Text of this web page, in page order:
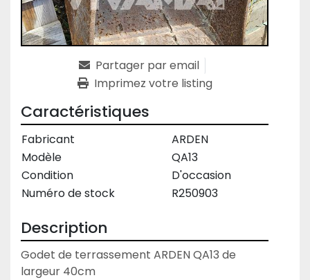
Partager par email
Imprimez votre listing
Caractéristiques
Fabricant
ARDEN
Modèle
QA13
Condition
D'occasion
Numéro de stock
R250903
Description
Godet de terrassement ARDEN QA13 de
largeur 40cm